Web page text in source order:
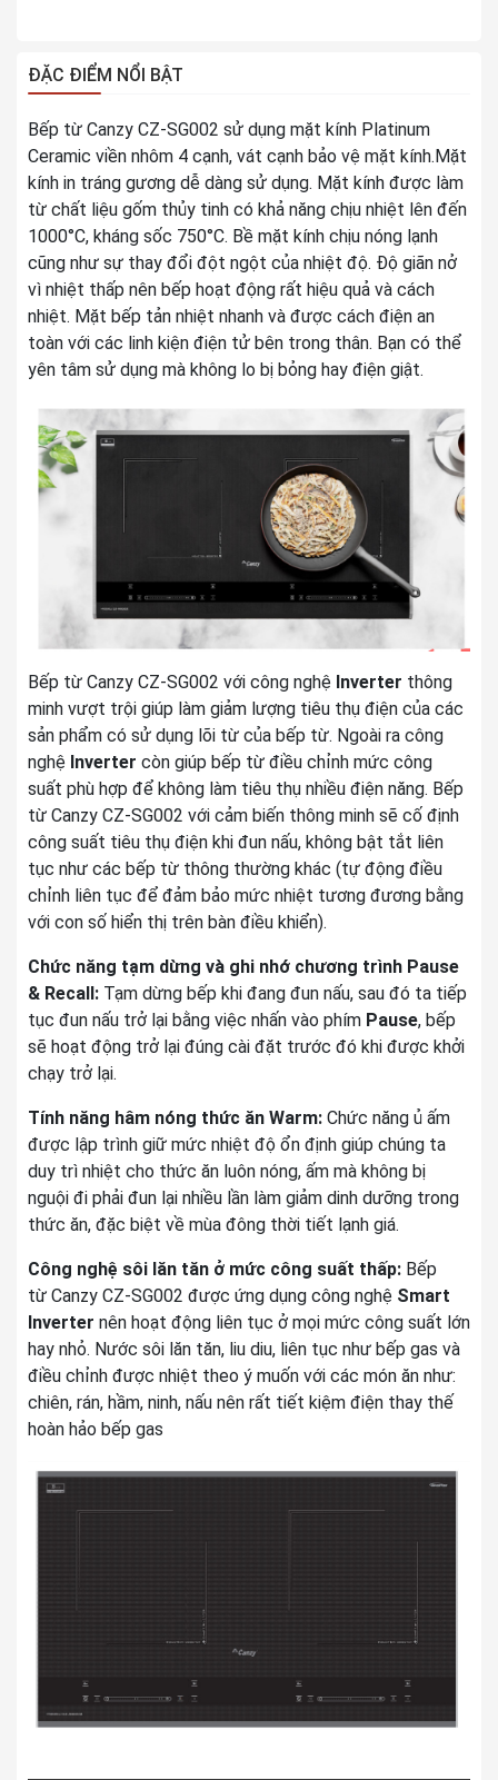
ĐẶC ĐIỂM NỔI BẬT
Bếp từ Canzy CZ-SG002 sử dụng mặt kính Platinum
Ceramic viền nhôm 4 cạnh, vát cạnh bảo vệ mặt kính.Mặt
kính in tráng gương dễ dàng sử dụng. Mặt kính được làm
từ chất liệu gốm thủy tinh có khả năng chịu nhiệt lên đến
1000°C, kháng sốc 750°C. Bề mặt kính chịu nóng lạnh
cũng như sự thay đổi đột ngột của nhiệt độ. Độ giãn nở
vì nhiệt thấp nên bếp hoạt động rất hiệu quả và cách
nhiệt. Mặt bếp tản nhiệt nhanh và được cách điện an
toàn với các linh kiện điện tử bên trong thân. Bạn có thể
yên tâm sử dụng mà không lo bị bỏng hay điện giật.
Bếp từ Canzy CZ-SG002 với công nghệ Inverter thông
minh vượt trội giúp làm giảm lượng tiêu thụ điện của các
sản phẩm có sử dụng lõi từ của bếp từ. Ngoài ra công
nghệ Inverter còn giúp bếp từ điều chỉnh mức công
suất phù hợp để không làm tiêu thụ nhiều điện năng. Bếp
từ Canzy CZ-SG002 với cảm biến thông minh sẽ cố định
công suất tiêu thụ điện khi đun nấu, không bật tắt liên
tục như các bếp từ thông thường khác (tự động điều
chỉnh liên tục để đảm bảo mức nhiệt tương đương bằng
với con số hiển thị trên bàn điều khiển).
Chức năng tạm dừng và ghi nhớ chương trình Pause
& Recall: Tạm dừng bếp khi đang đun nấu, sau đó ta tiếp
tục đun nấu trở lại bằng việc nhấn vào phím Pause, bếp
sẽ hoạt động trở lại đúng cài đặt trước đó khi được khởi
chạy trở lại.
Tính năng hâm nóng thức ăn Warm: Chức năng ủ ấm
được lập trình giữ mức nhiệt độ ổn định giúp chúng ta
duy trì nhiệt cho thức ăn luôn nóng, ấm mà không bị
nguội đi phải đun lại nhiều lần làm giảm dinh dưỡng trong
thức ăn, đặc biệt về mùa đông thời tiết lạnh giá.
Công nghệ sôi lăn tăn ở mức công suất thấp: Bếp
từ Canzy CZ-SG002 được ứng dụng công nghệ Smart
Inverter nên hoạt động liên tục ở mọi mức công suất lớn
hay nhỏ. Nước sôi lăn tăn, liu diu, liên tục như bếp gas và
điều chỉnh được nhiệt theo ý muốn với các món ăn như:
chiên, rán, hầm, ninh, nấu nên rất tiết kiệm điện thay thế
hoàn hảo bếp gas